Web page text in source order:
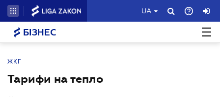
UA
БІЗНЕС
ЖКГ
Тарифи на тепло